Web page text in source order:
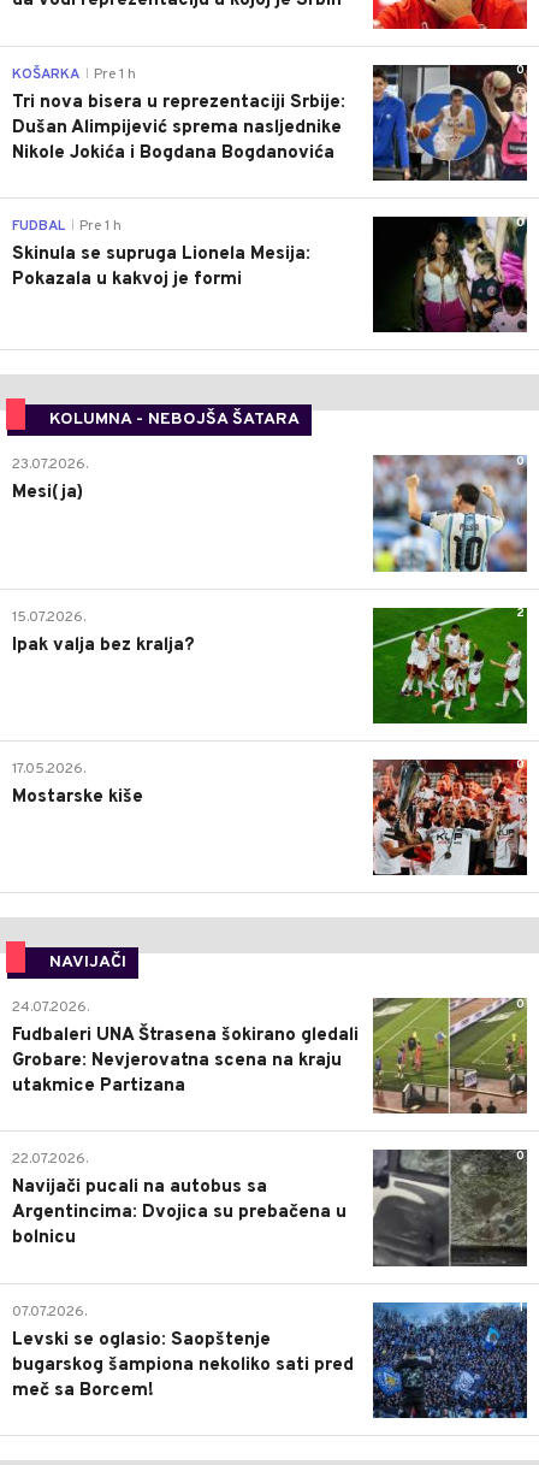
0
KOŠARKA Pre 1 h
Tri nova bisera u reprezentaciji Srbije:
Dušan Alimpijević sprema nasljednike
Nikole Jokića i Bogdana Bogdanovića
0
FUDBAL Pre 1 h
Skinula se supruga Lionela Mesija:
Pokazala u kakvoj je formi
KOLUMNA - NEBOJŠA ŠATARA
0
23.07.2026.
Mesi(ja)
2
15.07.2026.
Ipak valja bez kralja?
0
17.05.2026.
Mostarske kiše
NAVIJAČI
0
24.07.2026.
Fudbaleri UNA Štrasena šokirano gledali
Grobare: Nevjerovatna scena na kraju
utakmice Partizana
0
22.07.2026.
Navijači pucali na autobus sa
Argentincima: Dvojica su prebačena u
bolnicu
1
07.07.2026.
Levski se oglasio: Saopštenje
bugarskog šampiona nekoliko sati pred
meč sa Borcem!